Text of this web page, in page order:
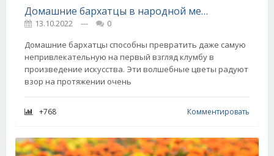
Домашние бархатцы в народной медицине
13.10.2022 ---
0
Домашние бархатцы способны превратить даже самую
непривлекательную на первый взгляд клумбу в
произведение искусства. Эти волшебные цветы радуют
взор на протяжении очень
+768 Комментировать